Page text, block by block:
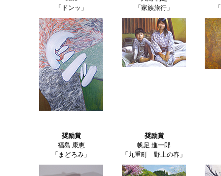
「ドンッ」
「家族旅行」
奨励賞
福島 康恵
「まどろみ」
奨励賞
帆足 進一郎
「九重町 野上の春」